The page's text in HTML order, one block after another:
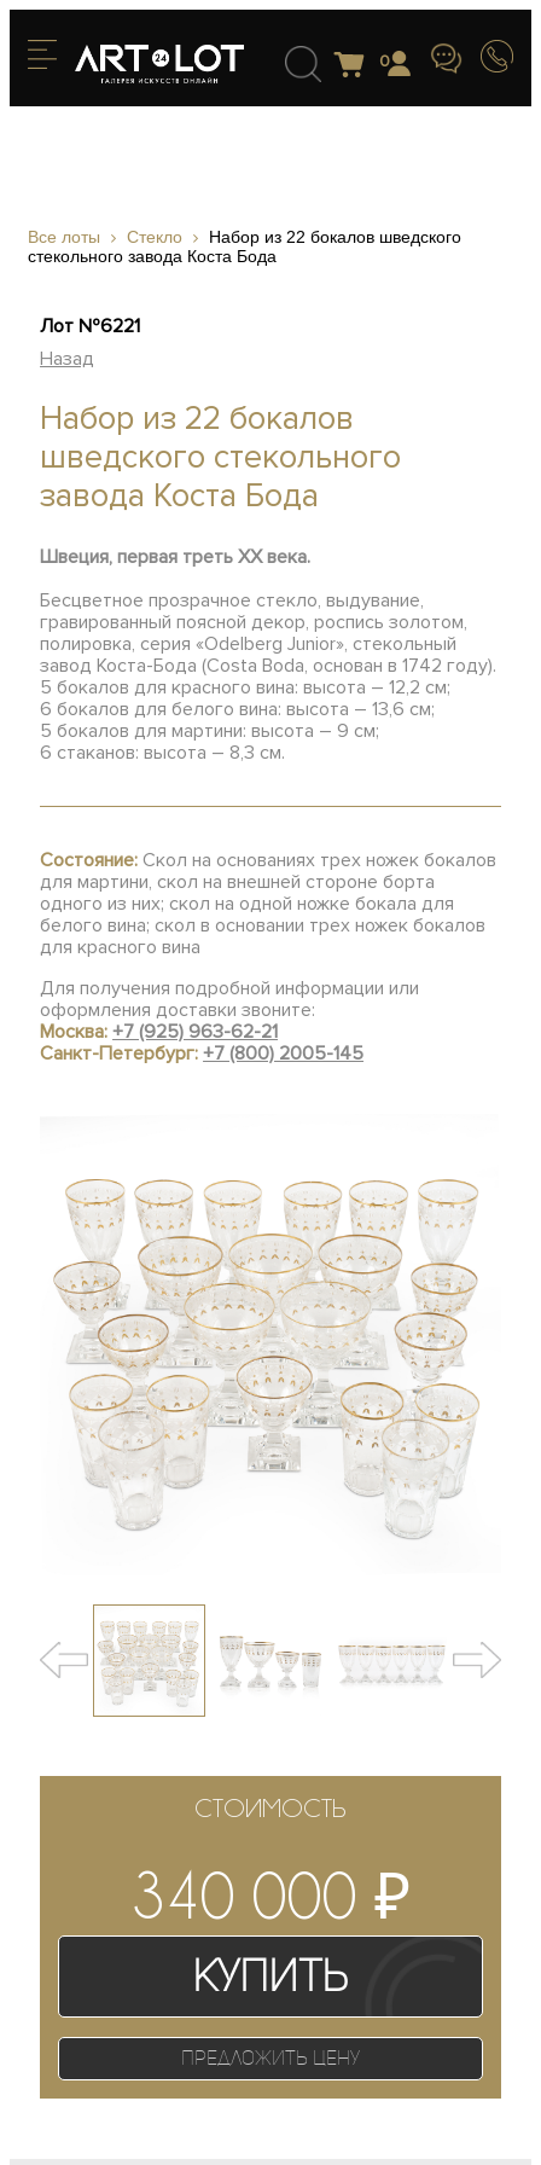
0
Все лоты Стекло
Набор из 22 бокалов шведского
стекольного завода Коста Бода
Лот №6221
Назад
Набор из 22 бокалов
шведского стекольного
завода Коста Бода
Швеция, первая треть XX века.
Бесцветное прозрачное стекло, выдувание,
гравированный поясной декор, роспись золотом,
полировка, серия «Odelberg Junior», стекольный
завод Коста-Бода (Costa Boda, основан в 1742 году).
5 бокалов для красного вина: высота – 12,2 см;
6 бокалов для белого вина: высота – 13,6 см;
5 бокалов для мартини: высота – 9 см;
6 стаканов: высота – 8,3 см.
Состояние: Скол на основаниях трех ножек бокалов
для мартини, скол на внешней стороне борта
одного из них; скол на одной ножке бокала для
белого вина; скол в основании трех ножек бокалов
для красного вина
Для получения подробной информации или
оформления доставки звоните:
Москва:+7 (925) 963-62-21
Санкт-Петербург:+7 (800) 2005-145
СТОИМОСТЬ
340 000 ₽
Купить
Предложить цену